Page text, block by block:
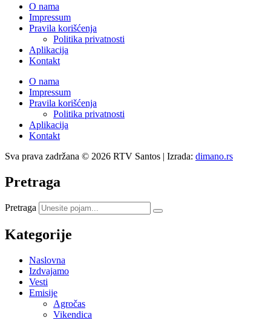
O nama
Impressum
Pravila korišćenja
Politika privatnosti
Aplikacija
Kontakt
O nama
Impressum
Pravila korišćenja
Politika privatnosti
Aplikacija
Kontakt
Sva prava zadržana © 2026 RTV Santos | Izrada: dimano.rs
Pretraga
Pretraga
Kategorije
Naslovna
Izdvajamo
Vesti
Emisije
Agročas
Vikendica